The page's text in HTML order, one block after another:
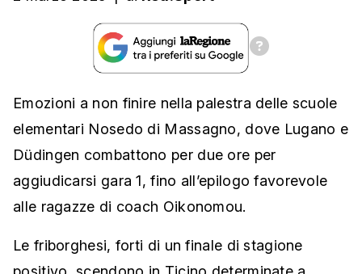
Emozioni a non finire nella palestra delle scuole
elementari Nosedo di Massagno, dove Lugano e
Düdingen combattono per due ore per
aggiudicarsi gara 1, fino all’epilogo favorevole
alle ragazze di coach Oikonomou.
Le friborghesi, forti di un finale di stagione